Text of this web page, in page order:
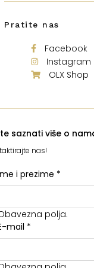
Pratite nas
Facebook
Instagram
OLX Shop
saznati više o
nas!
i prezime *
polja.
mail *